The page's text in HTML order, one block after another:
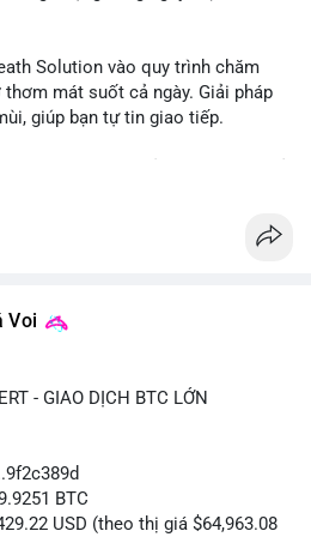
Solution vào quy trình chăm
mát suốt cả ngày. Giải pháp
giúp bạn tự tin giao tiếp.
Voi
- GIAO DỊCH BTC LỚN
BTC
USD (theo thị giá $64,963.08